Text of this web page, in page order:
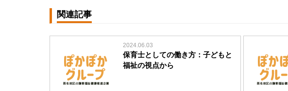
関連記事
2024.06.03
保育士としての働き方：子どもと
福祉の視点から